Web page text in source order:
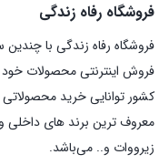
فروشگاه رفاه زندگی
فروشگاه رفاه زندگی با
فروش اینترنتی محصولات خود
کشور توانایی خرید محصولاتی
معروف ترین برند های داخلی و
زیرووات و.. می‌باشد.